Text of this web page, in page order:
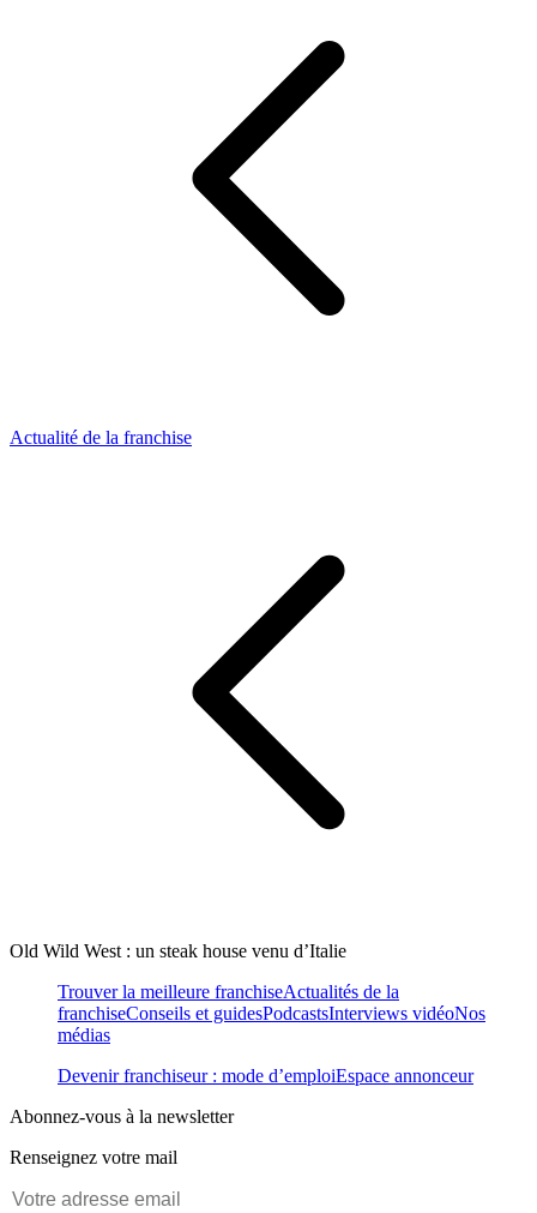
Actualité de la franchise
Old Wild West : un steak house venu d’Italie
Trouver la meilleure franchiseActualités de la
franchiseConseils et guidesPodcastsInterviews vidéoNos
médias
Devenir franchiseur : mode d’emploiEspace annonceur
Abonnez-vous à la newsletter
Renseignez votre mail